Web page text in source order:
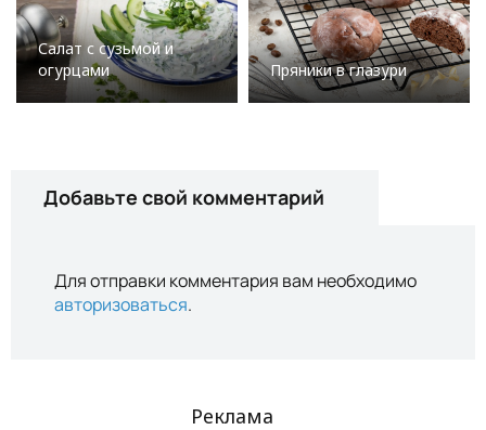
Салат с сузьмой и
огурцами
Пряники в глазури
Добавьте свой комментарий
Для отправки комментария вам необходимо
авторизоваться.
Реклама